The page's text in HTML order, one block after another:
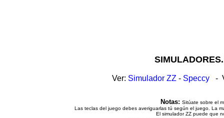
Ver: Simulador ZZ - Speccy -
Notas: Sitúate sobre el
Las teclas del juego debes averiguarlas tú según el juego. La
El simulador ZZ puede que